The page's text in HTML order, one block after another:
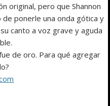
original, pero que Shannon
ponerle una onda gótica y
canto a voz grave y aguda
de oro. Para qué agregar